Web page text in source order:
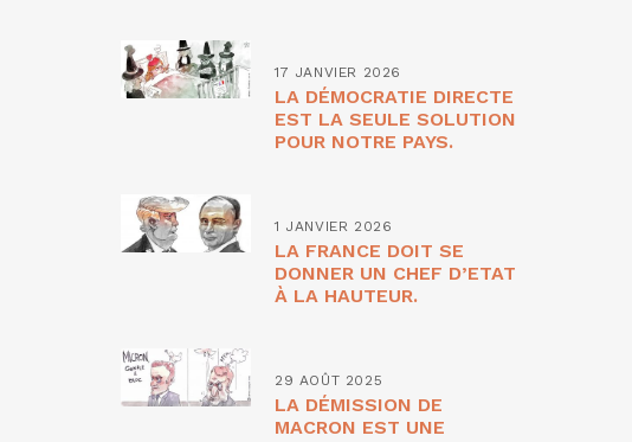
17 JANVIER 2026
LA DÉMOCRATIE DIRECTE
EST LA SEULE SOLUTION
POUR NOTRE PAYS.
1 JANVIER 2026
LA FRANCE DOIT SE
DONNER UN CHEF D’ETAT
À LA HAUTEUR.
29 AOÛT 2025
LA DÉMISSION DE
MACRON EST UNE